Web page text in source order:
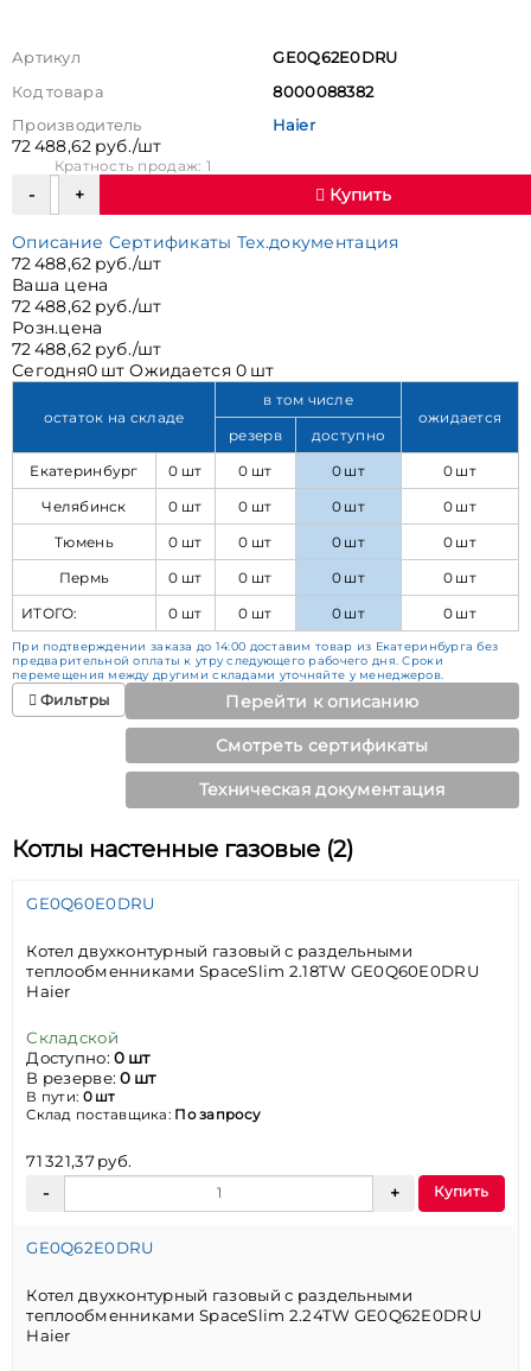
Артикул
GE0Q62E0DRU
Код товара
8000088382
Производитель
Haier
72 488,62 руб./шт
Кратность продаж: 1
Купить
Описание Сертификаты Тех.документация
72 488,62 руб./шт
Ваша цена
72 488,62 руб./шт
Розн.цена
72 488,62 руб./шт
Сегодня0 шт Ожидается 0 шт
остаток на складе
в том числе
ожидается
резерв
доступно
Екатеринбург
0 шт 0 шт 0 шт
0 шт
Челябинск
0 шт 0 шт 0 шт
0 шт
Тюмень
0 шт 0 шт 0 шт
0 шт
Пермь
0 шт 0 шт 0 шт
0 шт
ИТОГО:
0 шт 0 шт 0 шт 0 шт
При подтверждении заказа до 14:00 доставим товар из Екатеринбурга без
предварительной оплаты к утру следующего рабочего дня. Сроки
перемещения между другими складами уточняйте у менеджеров.
Фильтры Перейти к описанию
Смотреть сертификаты
Техническая документация
Котлы настенные газовые (2)
GE0Q60E0DRU
Котел двухконтурный газовый с раздельными
теплообменниками SpaceSlim 2.18TW GE0Q60E0DRU
Haier
Складской
Доступно:0 шт
В резерве:0 шт
В пути: 0 шт
Склад поставщика: По запросу
71 321,37 руб.
Купить
GE0Q62E0DRU
Котел двухконтурный газовый с раздельными
теплообменниками SpaceSlim 2.24TW GE0Q62E0DRU
Haier